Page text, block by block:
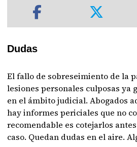
Dudas
El fallo de sobreseimiento de la
lesiones personales culposas ya
en el ámbito judicial. Abogados
hay informes periciales que no
recomendable es cotejarlos
caso. Quedan dudas en el aire.